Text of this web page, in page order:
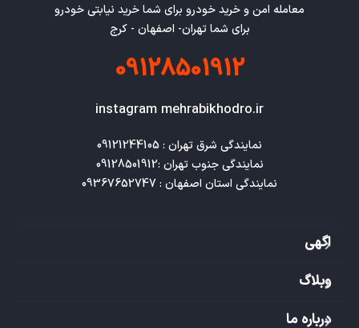
معامله امن و خرید خودرو برای شما خرید نیابتی خودرو
برای شما تهران- اصفهان - کرج
09128501912
instagram mehrabikhodro.ir
نمایندگی استان اصفهان : 09367652747
اگهی
وبلاگ
درباره ما